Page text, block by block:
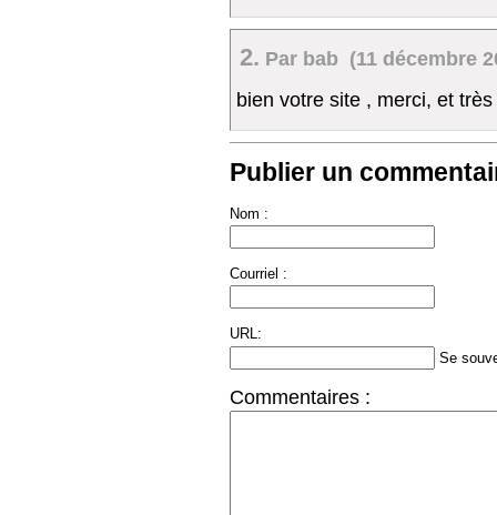
2. Par bab (11 décembre
bien votre site , merci, et
Publier un
Nom :
Courriel :
URL:
Se
Commentaires :